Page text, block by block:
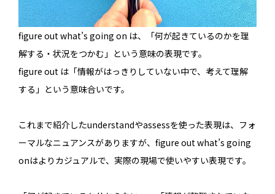
figure out what’s going on は、「何が起きているのかを理
解する・状況をつかむ」という意味の表現です。
figure out は「情報がはっきりしていない中で、考えて理解
する」という意味合いです。
これまで紹介したunderstandやassessを使った表現は、フォ
ーマルなニュアンスがありますが、figure out what’s going
onはよりカジュアルで、実際の現場で使いやすい表現です。